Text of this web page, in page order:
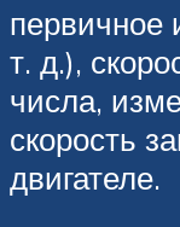
первичное
т. д.),
числа,
скорость
двигателе.